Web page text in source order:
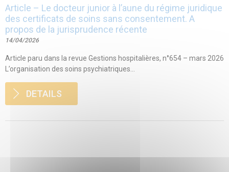
Article – Le docteur junior à l’aune du régime juridique
des certificats de soins sans consentement. A
propos de la jurisprudence récente
14/04/2026
Article paru dans la revue Gestions hospitalières, n°654 – mars 2026
L’organisation des soins psychiatriques...
DETAILS